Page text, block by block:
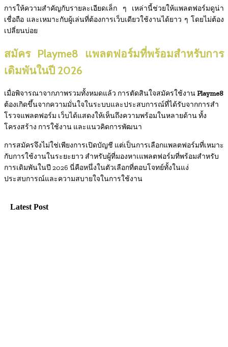
การให้ความสำคัญกับรายละเอียดเล็ก ๆ เหล่านี้ช่วยให้แพลตฟอร์มดูน่า
เชื่อถือ และเหมาะกับผู้เล่นที่ต้องการเว็บเดียวใช้งานได้ยาว ๆ โดยไม่ต้อง
เปลี่ยนบ่อย
สมัคร Playme8 แพลตฟอร์มที่พร้อมสำหรับการ
เดิมพันในปี 2026
เมื่อพิจารณาจากภาพรวมทั้งหมดแล้ว การตัดสินใจสมัครใช้งานPlayme8
ต้องเกิดขึ้นจากความมั่นใจในระบบและประสบการณ์ที่ได้รับจากการสำ
โรวจแพลตฟอร์ม เว็บได้แสดงให้เห็นถึงความพร้อมในหลายด้าน ทั้ง
โครงสร้าง การใช้งาน และแนวคิดการพัฒนา
การสมัครจึงไม่ใช่เพียงการเปิดบัญชี แต่เป็นการเลือกแพลตฟอร์มที่เหมาะ
กับการใช้งานในระยะยาว สำหรับผู้ที่มองหาเแพลตฟอร์มที่พร้อมสำหรับ
การเดิมพันในปี 2026 นี่คือหนึ่งในตัวเลือกที่ตอบโจทย์ทั้งในแง่
ประสบการณ์และความสบายใจในการใช้งาน
Latest Post